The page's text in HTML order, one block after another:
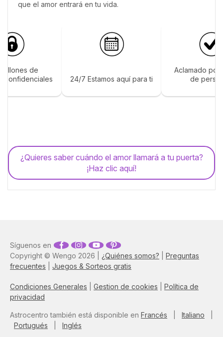
que el amor entrará en tu vida.
de
confidenciales
24/7 Estamos aquí para ti
Aclamado por
de
¿Quieres saber cuándo el amor llamará a tu puerta?
¡Haz clic aquí!
Copyright © Wengo 2026 | ¿Quiénes somos?
Preguntas
frecuentes
Juegos & Sorteos gratis
Condiciones Generales Gestion de cookies
Política de
privacidad
Síguenos en
Astrocentro también está disponible en Francés Italiano
Portugués
Inglés